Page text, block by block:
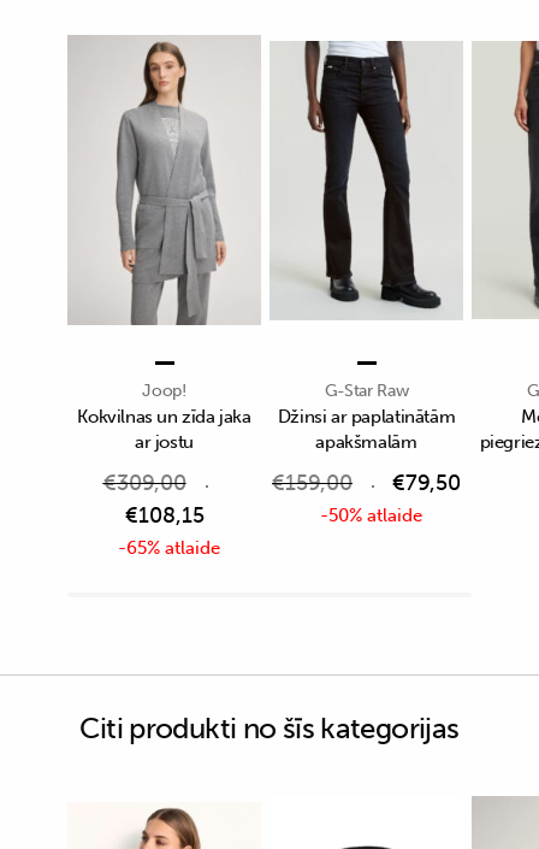
Joop!
Kokvilnas un zīda jaka
ar jostu
€309,00
€108,15
-65% atlaide
G-Star Raw
Džinsi ar paplatinātām
apakšmalām
€159,00 €79,50
-50% atlaide
Citi produkti no šīs kategorijas